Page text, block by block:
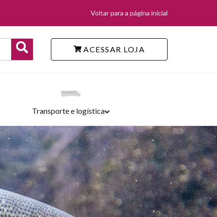
Voltar para a página inicial
ACESSAR LOJA
GRATUITOS
AUTOMOTIVO
CALÇADOS, EPI'S E LONAS MULTIÚSO
Transporte e logística